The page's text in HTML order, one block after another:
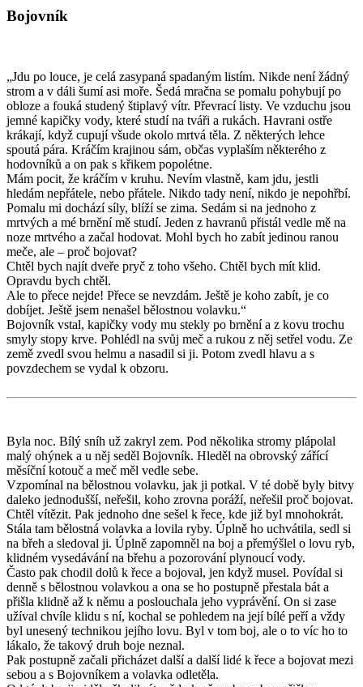
Bojovník
„Jdu po louce, je celá zasypaná spadaným listím. Nikde není žádný
strom a v dáli šumí asi moře. Šedá mračna se pomalu pohybují po
obloze a fouká studený štiplavý vítr. Převrací listy. Ve vzduchu jsou
jemné kapičky vody, které studí na tváři a rukách. Havrani ostře
krákají, když cupují všude okolo mrtvá těla. Z některých lehce
spoutá pára. Kráčím krajinou sám, občas vyplaším některého z
hodovníků a on pak s křikem popolétne.
Mám pocit, že kráčím v kruhu. Nevím vlastně, kam jdu, jestli
hledám nepřátele, nebo přátele. Nikdo tady není, nikdo je nepohřbí.
Pomalu mi dochází síly, blíží se zima. Sedám si na jednoho z
mrtvých a mé brnění mě studí. Jeden z havranů přistál vedle mě na
noze mrtvého a začal hodovat. Mohl bych ho zabít jedinou ranou
meče, ale – proč bojovat?
Chtěl bych najít dveře pryč z toho všeho. Chtěl bych mít klid.
Opravdu bych chtěl.
Ale to přece nejde! Přece se nevzdám. Ještě je koho zabít, je co
dobíjet. Ještě jsem nenašel bělostnou volavku.“
Bojovník vstal, kapičky vody mu stekly po brnění a z kovu trochu
smyly stopy krve. Pohlédl na svůj meč a rukou z něj setřel vodu. Ze
země zvedl svou helmu a nasadil si ji. Potom zvedl hlavu a s
povzdechem se vydal k obzoru.
Byla noc. Bílý sníh už zakryl zem. Pod několika stromy plápolal
malý ohýnek a u něj seděl Bojovník. Hleděl na obrovský zářící
měsíční kotouč a meč měl vedle sebe.
Vzpomínal na bělostnou volavku, jak ji potkal. V té době byly bitvy
daleko jednodušší, neřešil, koho zrovna poráží, neřešil proč bojovat.
Chtěl vítězit. Pak jednoho dne sešel k řece, kde již byl mnohokrát.
Stála tam bělostná volavka a lovila ryby. Úplně ho uchvátila, sedl si
na břeh a sledoval ji. Úplně zapomněl na boj a přemýšlel o lovu ryb,
klidném vysedávání na břehu a pozorování plynoucí vody.
Často pak chodil dolů k řece a bojoval, jen když musel. Povídal si
denně s bělostnou volavkou a ona se ho postupně přestala bát a
přišla klidně až k němu a poslouchala jeho vyprávění. On si zase
užíval chvíle klidu s ní, kochal se pohledem na její bílé peří a vždy
byl unesený technikou jejího lovu. Byl v tom boj, ale o to víc ho to
lákalo, že takový druh boje neznal.
Pak postupně začali přicházet další a další lidé k řece a bojovat mezi
sebou a s Bojovníkem a volavka odletěla.